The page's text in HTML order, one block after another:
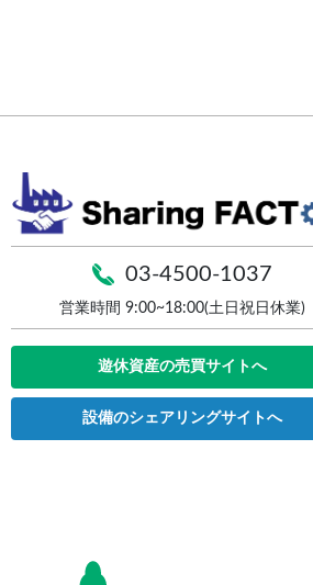
03-4500-1037
営業時間 9:00~18:00(土日祝日休業)
遊休資産の売買サイトへ
設備のシェアリングサイトへ